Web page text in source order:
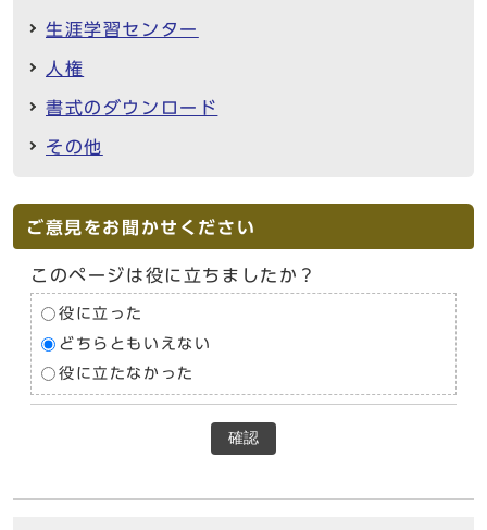
生涯学習センター
人権
書式のダウンロード
その他
ご意見をお聞かせください
このページは役に立ちましたか？
役に立った
どちらともいえない
役に立たなかった
確認